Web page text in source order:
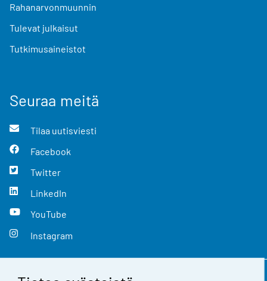
Rahanarvonmuunnin
Tulevat julkaisut
Tutkimusaineistot
Seuraa meitä
Tilaa uutisviesti
Facebook
Twitter
LinkedIn
YouTube
Instagram